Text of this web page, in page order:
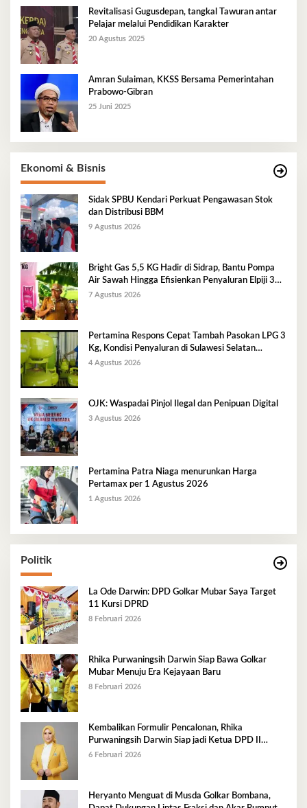
Revitalisasi Gugusdepan, tangkal Tawuran antar
Pelajar melalui Pendidikan Karakter
20 Agustus 2025
Amran Sulaiman, KKSS Bersama Pemerintahan
Prabowo-Gibran
25 Juni 2025
Ekonomi & Bisnis
Sidak SPBU Kendari Perkuat Pengawasan Stok
dan Distribusi BBM
9 Agustus 2026
Bright Gas 5,5 KG Hadir di Sidrap, Bantu Pompa
Air Sawah Hingga Efisienkan Penyaluran Elpiji 3
Kg
7 Agustus 2026
Pertamina Respons Cepat Tambah Pasokan LPG 3
Kg, Kondisi Penyaluran di Sulawesi Selatan
Berlangsung Kondusif
4 Agustus 2026
OJK: Waspadai Pinjol Ilegal dan Penipuan Digital
3 Agustus 2026
Pertamina Patra Niaga menurunkan Harga
Pertamax per 1 Agustus 2026
1 Agustus 2026
Politik
La Ode Darwin: DPD Golkar Mubar Saya Target
11 Kursi DPRD
8 Februari 2026
Rhika Purwaningsih Darwin Siap Bawa Golkar
Mubar Menuju Era Kejayaan Baru
8 Februari 2026
Kembalikan Formulir Pencalonan, Rhika
Purwaningsih Darwin Siap jadi Ketua DPD II
Golkar Mubar
6 Februari 2026
Heryanto Menguat di Musda Golkar Bombana,